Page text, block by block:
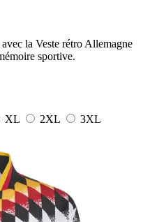
la Veste rétro Allemagne
sportive.
XL 2XL
3XL